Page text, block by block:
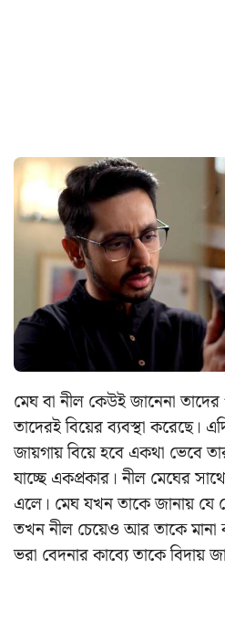
মেঘ বা নীল কেউই জানেনা
তাদেরই বিয়ের ব্যবস্থা করেছে।
জায়গায় বিয়ে হবে একথা ভেবে
যাচ্ছে একপ্রকার। নীল মেঘের
এলে। মেঘ যখন তাকে জানায় যে
তখন নীল চেয়েও আর তাকে
ভরা বেদনার কাব্যে তাকে বিদায়